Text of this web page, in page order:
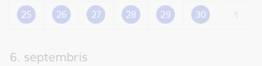
25 26 27 28 29 30
6. septembris